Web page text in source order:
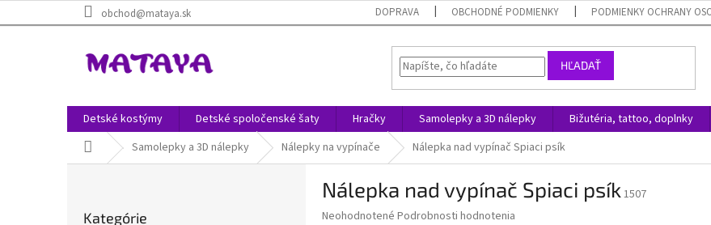
na
obchod@mataya.sk DOPRAVA OBCHODNÉ PODMIENKY PODMIENKY OCHRANY
HĽADAŤ
Detské kostýmy Detské spoločenské šaty Hračky Samolepky a 3D nálepky Bižutéria, tattoo, doplnky
DomovSamolepky a 3D nálepky Nálepky na vypínače Nálepka nad vypínač Spiaci psík
kategórie
Kategórie
Nálepka nad vypínač Spiaci psík 1507
Priemerné
Neohodnotené Podrobnosti hodnotenia